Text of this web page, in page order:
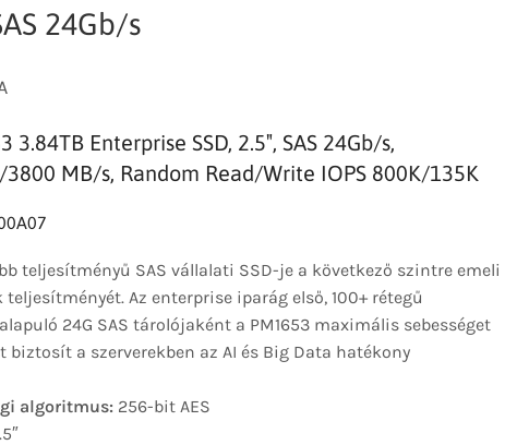
24Gb/s
3.84TB Enterprise SSD, 2.5″, SAS 24Gb/​s,
MB/s, Random Read/Write IOPS 800K/135K
teljesítményű SAS vállalati SSD-je a következő szintre emeli
teljesítményét. Az enterprise iparág első, 100+ rétegű
24G SAS tárolójaként a PM1653 maximális sebességet
biztosít a szerverekben az AI és Big Data hatékony
algoritmus: 256-bit AES